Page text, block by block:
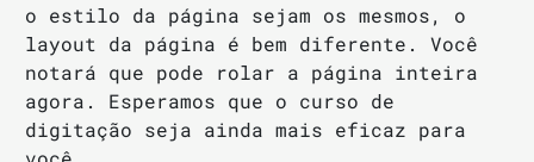
o estilo da página sejam os mesmos, o
layout da página é bem diferente. Você
notará que pode rolar a página inteira
agora. Esperamos que o curso de
digitação seja ainda mais eficaz para